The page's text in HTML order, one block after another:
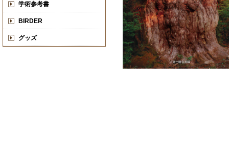
学術参考書
BIRDER
グッズ